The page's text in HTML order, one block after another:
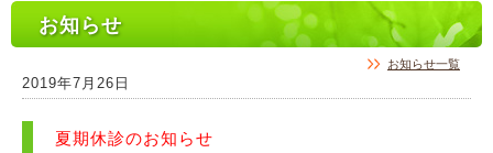
お知らせ
お知らせ一覧
2019年7月26日
夏期休診のお知らせ